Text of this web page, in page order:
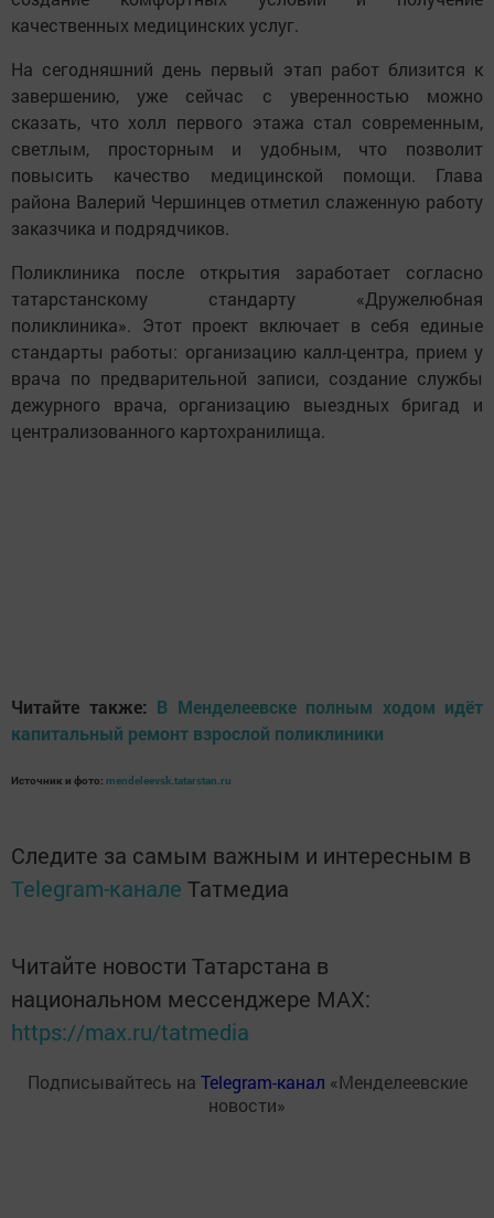
качественных медицинских услуг.
На сегодняшний день первый этап работ близится к
завершению, уже сейчас с уверенностью можно
сказать, что холл первого этажа стал современным,
светлым, просторным и удобным, что позволит
повысить качество медицинской помощи. Глава
района Валерий Чершинцев отметил слаженную работу
заказчика и подрядчиков.
Поликлиника после открытия заработает согласно
татарстанскому стандарту «Дружелюбная
поликлиника». Этот проект включает в себя единые
стандарты работы: организацию калл-центра, прием у
врача по предварительной записи, создание службы
дежурного врача, организацию выездных бригад и
централизованного картохранилища.
Читайте также: В Менделеевске полным ходом идёт
капитальный ремонт взрослой поликлиники
Источник и фото: mendeleevsk.tatarstan.ru
Следите за самым важным и интересным в
Telegram-канале Татмедиа
Читайте новости Татарстана в
национальном мессенджере MАХ:
https://max.ru/tatmedia
Подписывайтесь на Telegram-канал «Менделеевские
новости»